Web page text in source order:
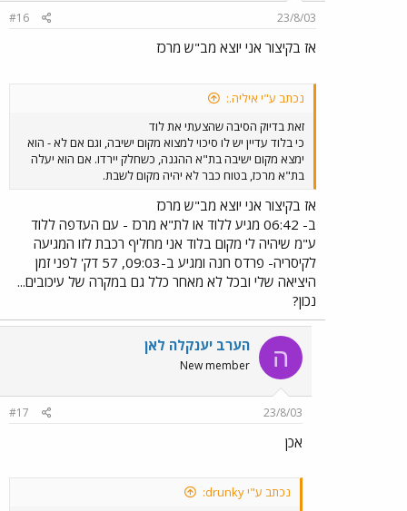
23/8/03
#16
אז בקיצור אני יוצא מב"ש מרכז
נכתב ע"י איליה.:
זאת בדיוק הסיבה שהצעתי את לוד
כי בלוד עדיין יש לו סיכוי למצוא מקום ישיבה, וגם אם לא - הוא
ימצא מקום ישיבה בת"א ההגנה, כשחלק יירדו. אם הוא יעלה
בת"א מרכז, בטוח כבר לא יהיה מקום לשבת.
אז בקיצור אני יוצא מב"ש מרכז
ב- 06:42 מגיע ללוד או לת"א מרכז - עם העדפה ללוד
ע"מ שיהיה לי מקום בלוד אני מחליף רכבת לזו המגיעה
לקיסריה- פרדס חנה ומגיע ב-09:03, 57 דק' לפני זמן
היציאה שלי ובכל לא מאחר כלל גם במקרה של עיכובים...
נכון?
ה הערב יענקלה לאן
New member
23/8/03
#17
אכן
נכתב ע"י drunky: